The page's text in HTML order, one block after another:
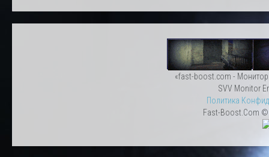
«fast-boost.com -
SVV Monitor
Политика
Fast-Boost.Com